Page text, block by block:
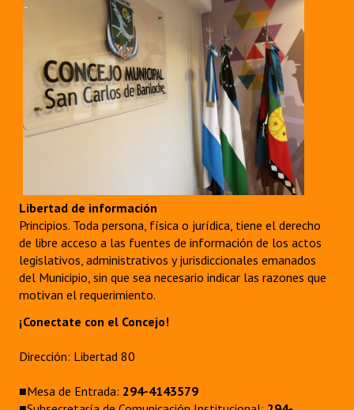
Libertad de información
Principios. Toda persona, física o jurídica, tiene el derecho
de libre acceso a las fuentes de información de los actos
legislativos, administrativos y jurisdiccionales emanados
del Municipio, sin que sea necesario indicar las razones que
motivan el requerimiento.
¡Conectate con el Concejo!
Dirección: Libertad 80
■Mesa de Entrada: 294-4143579